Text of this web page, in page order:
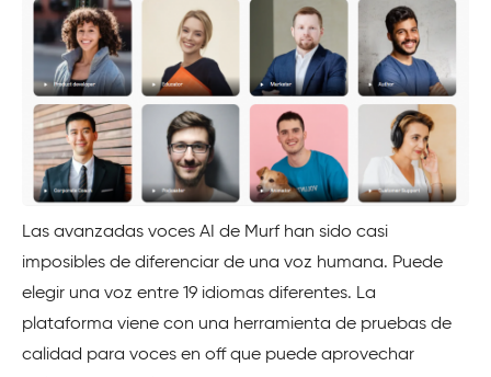
Las avanzadas voces AI de Murf han sido casi
imposibles de diferenciar de una voz humana. Puede
elegir una voz entre 19 idiomas diferentes. La
plataforma viene con una herramienta de pruebas de
calidad para voces en off que puede aprovechar